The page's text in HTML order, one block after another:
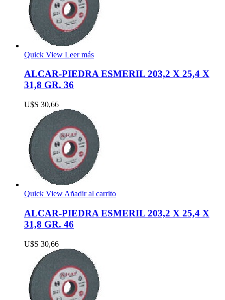
Quick View Leer más
ALCAR-PIEDRA ESMERIL 203,2 X 25,4 X
31,8 GR. 36
U$S 30,66
Quick View Añadir al carrito
ALCAR-PIEDRA ESMERIL 203,2 X 25,4 X
31,8 GR. 46
U$S 30,66